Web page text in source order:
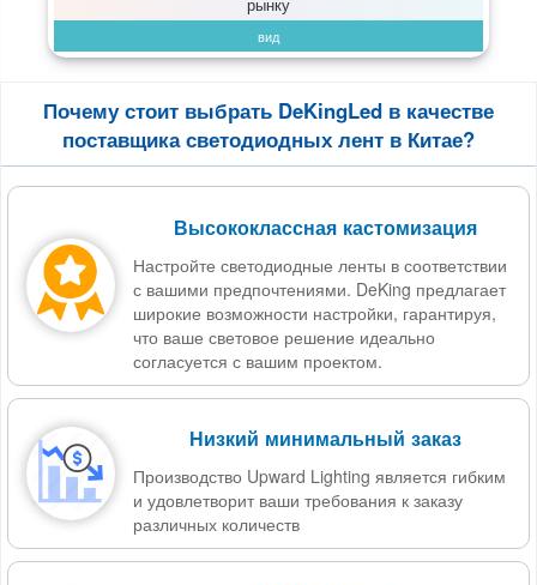
рынку
вид
Почему стоит выбрать DeKingLed в качестве
поставщика светодиодных лент в Китае?
Высококлассная кастомизация
Настройте светодиодные ленты в соответствии
с вашими предпочтениями. DeKing предлагает
широкие возможности настройки, гарантируя,
что ваше световое решение идеально
согласуется с вашим проектом.
Низкий минимальный заказ
Производство Upward Lighting является гибким
и удовлетворит ваши требования к заказу
различных количеств